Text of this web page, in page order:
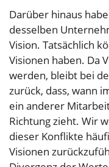
Darüber hinaus
desselben
Vision. Tatsächlich
Visionen haben. Da
werden, bleibt bei
zurück, dass, wann
ein anderer
Richtung zieht. Wir
dieser Konflikte
Visionen